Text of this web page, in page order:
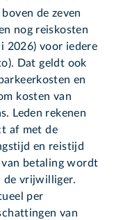
de zeven
nog reiskosten
2026) voor iedere
Dat geldt ook
en
kosten van
Leden rekenen
af met de
en reistijd
van betaling wordt
de vrijwilliger.
per
van